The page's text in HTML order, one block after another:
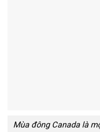
Mùa đông Canada là